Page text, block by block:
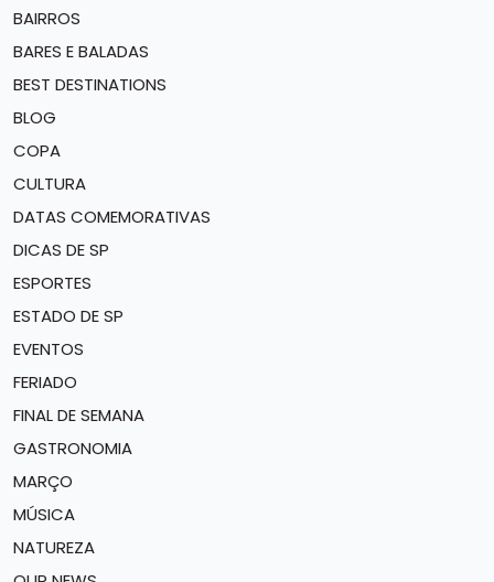
BAIRROS
BARES E BALADAS
BEST DESTINATIONS
BLOG
COPA
CULTURA
DATAS COMEMORATIVAS
DICAS DE SP
ESPORTES
ESTADO DE SP
EVENTOS
FERIADO
FINAL DE SEMANA
GASTRONOMIA
MARÇO
MÚSICA
NATUREZA